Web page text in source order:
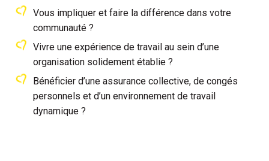
Vous impliquer et faire la différence dans votre
communauté ?
Vivre une expérience de travail au sein d’une
organisation solidement établie ?
Bénéficier d’une assurance collective, de congés
personnels et d’un environnement de travail
dynamique ?